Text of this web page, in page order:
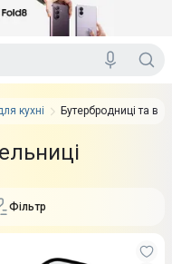
кухні Бутербродниці та
Фільтр